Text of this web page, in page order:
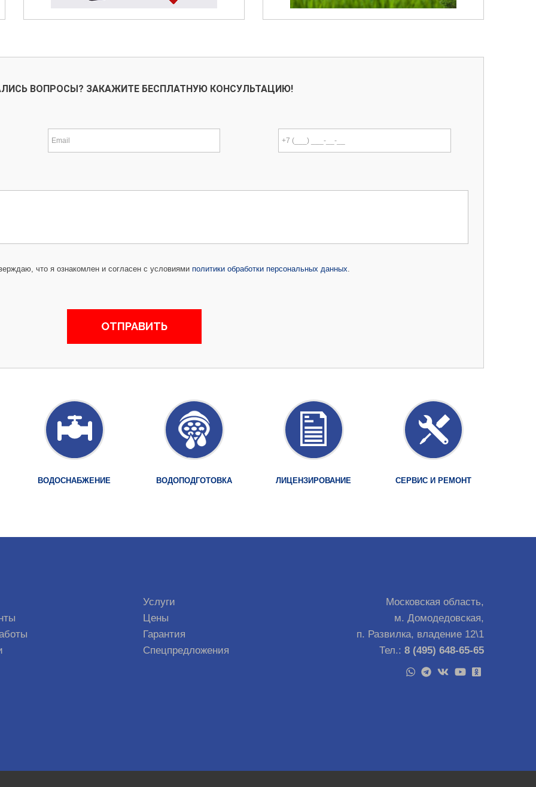
ВОПРОСЫ? ЗАКАЖИТЕ БЕСПЛАТНУЮ КОНСУЛЬТАЦИЮ!
что я ознакомлен и согласен с условиями политики обработки персональных данных
ВОДОСНАБЖЕНИЕ ВОДОПОДГОТОВКА ЛИЦЕНЗИРОВАНИЕ СЕРВИС И РЕМОНТ
Услуги
Цены
Гарантия
Спецпредложения
Московская область,
м. Домодедовская,
п. Развилка, владение 12\1
Тел.: 8 (495) 648-65-65